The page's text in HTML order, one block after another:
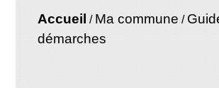
Accueil / Ma commune /
démarches